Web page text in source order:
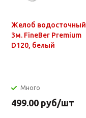
Желоб водосточный
3м. FineBer Premium
D120, белый
Много
499.00 руб/шт